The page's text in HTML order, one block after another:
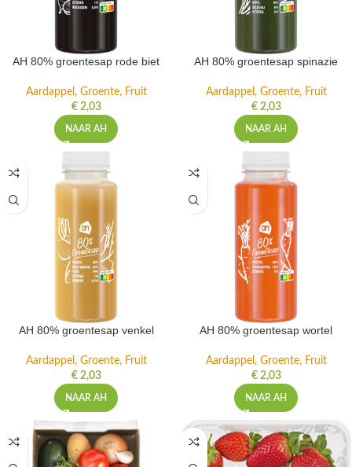
AH 80% groentesap rode biet
Aardappel, Groente, Fruit
€2,03
NAAR AH
AH 80% groentesap spinazie
Aardappel, Groente, Fruit
€2,03
NAAR AH
AH 80% groentesap venkel
Aardappel, Groente, Fruit
€2,03
NAAR AH
AH 80% groentesap wortel
Aardappel, Groente, Fruit
€2,03
NAAR AH